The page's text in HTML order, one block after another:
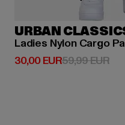
URBAN
Ladies Nylon Cargo
30,00 EUR
Derzeitiger Preis: 30,00
59,99 EUR